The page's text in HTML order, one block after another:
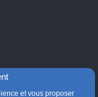
et vous proposer